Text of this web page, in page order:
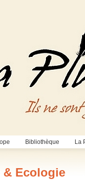
Bibliothèque La
& Ecologie